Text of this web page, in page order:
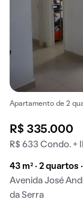
Apartamento de 2
R$ 335.000
R$ 633 Condo. +
43 m² · 2 quartos
Avenida José
da Serra